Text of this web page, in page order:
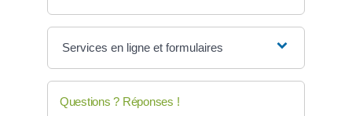
Services en ligne et formulaires
Questions ? Réponses !